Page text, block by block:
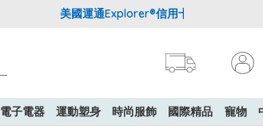
美國運通Explorer®信用卡會員購物禮遇：高
電子電器 運動塑身 時尚服飾 國際精品 寵物